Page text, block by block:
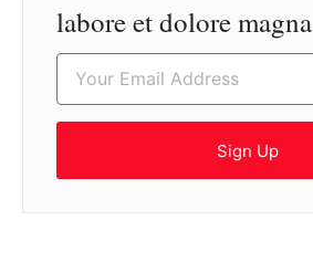
labore et dolore magna
Sign Up